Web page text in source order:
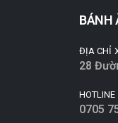
BÁNH
ĐỊA CHỈ
28
HOTLINE
0705